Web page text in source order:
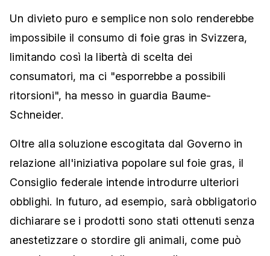
Un divieto puro e semplice non solo renderebbe
impossibile il consumo di foie gras in Svizzera,
limitando così la libertà di scelta dei
consumatori, ma ci "esporrebbe a possibili
ritorsioni", ha messo in guardia Baume-
Schneider.
Oltre alla soluzione escogitata dal Governo in
relazione all'iniziativa popolare sul foie gras, il
Consiglio federale intende introdurre ulteriori
obblighi. In futuro, ad esempio, sarà obbligatorio
dichiarare se i prodotti sono stati ottenuti senza
anestetizzare o stordire gli animali, come può